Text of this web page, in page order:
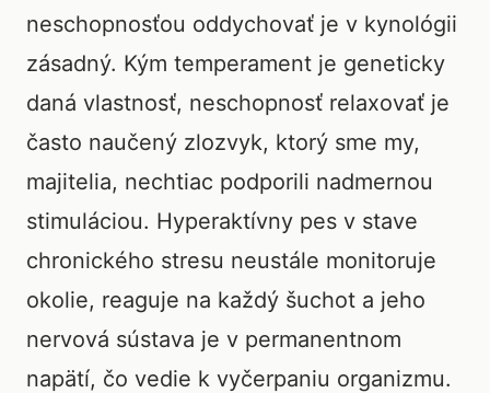
neschopnosťou oddychovať je v kynológii
zásadný. Kým temperament je geneticky
daná vlastnosť, neschopnosť relaxovať je
často naučený zlozvyk, ktorý sme my,
majitelia, nechtiac podporili nadmernou
stimuláciou. Hyperaktívny pes v stave
chronického stresu neustále monitoruje
okolie, reaguje na každý šuchot a jeho
nervová sústava je v permanentnom
napätí, čo vedie k vyčerpaniu organizmu.